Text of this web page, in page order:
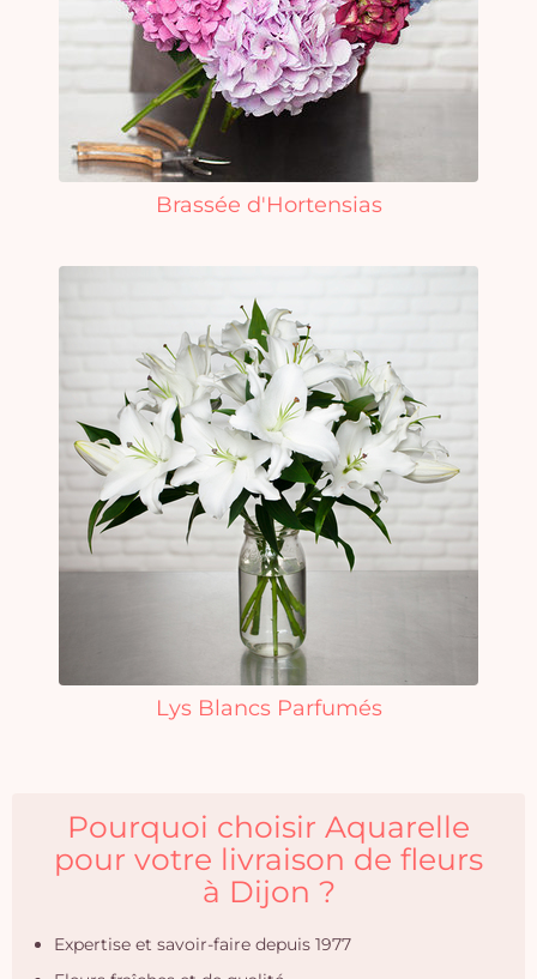
Brassée d'Hortensias
Lys Blancs Parfumés
Pourquoi choisir Aquarelle
pour votre livraison de fleurs
à Dijon ?
Expertise et savoir-faire depuis 1977